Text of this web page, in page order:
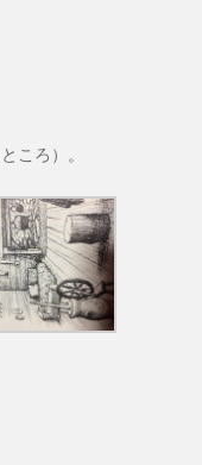
ころ）。